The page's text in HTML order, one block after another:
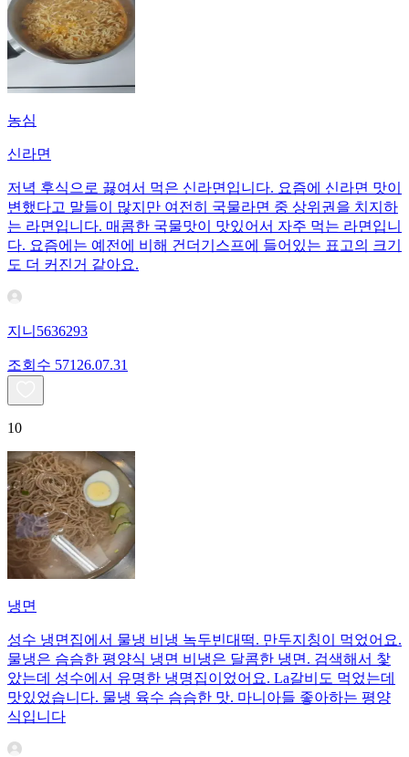
농심
신라면
저녁 후식으로 끓여서 먹은 신라면입니다. 요즘에 신라면 맛이
변했다고 말들이 많지만 여전히 국물라면 중 상위권을 치지하
는 라면입니다. 매콤한 국물맛이 맛있어서 자주 먹는 라면입니
다. 요즘에는 예전에 비해 건더기스프에 들어있는 표고의 크기
도 더 커진거 같아요.
지니5636293
조회수 571 26.07.31
10
냉면
성수 냉면집에서 물냉 비냉 녹두빈대떡. 만두지칭이 먹었어요.
물냉은 슴슴한 평양식 냉면 비냉은 달콤한 냉면. 검색해서 찿
았는데 성수에서 유명한 냉명집이었어요. La갈비도 먹었는데
맛있었습니다. 물냉 육수 슴슴한 맛. 마니아들 좋아하는 평양
식입니다